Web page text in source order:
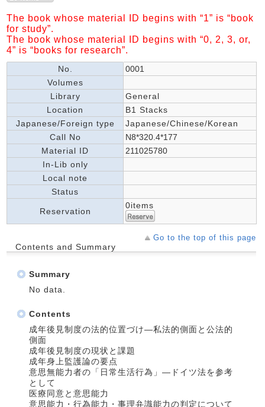
The book whose material ID begins with “1” is “book
for study”.
The book whose material ID begins with “0, 2, 3, or,
4” is “books for research”.
No.
0001
Volumes
Library
General
Location
B1 Stacks
Japanese/Foreign type
Japanese/Chinese/Korean
Call No
N8*320.4*177
Material ID
211025780
In-Lib only
Local note
Status
Reservation
0items
Go to the top of this page
Contents and Summary
Summary
No data.
Contents
成年後見制度の法的位置づけ―私法的側面と公法的
側面
成年後見制度の現状と課題
成年身上監護論の要点
意思無能力者の「日常生活行為」―ドイツ法を参考
として
医療同意と意思能力
意思能力・行為能力・事理弁識能力の判定について